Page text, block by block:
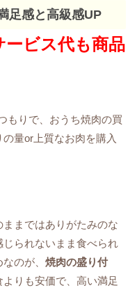
足感と高級感UP
ービス代も商品
もりで、おうち焼肉の買
量or上質なお肉を購入
まではありがたみのな
られないまま食べられ
のが、 焼肉の盛り付
りも安価で、高い満足